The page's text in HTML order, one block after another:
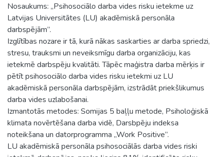
Nosaukums: „Psihosociālo darba vides risku ietekme uz
Latvijas Universitātes (LU) akadēmiskā personāla
darbspējām”.
Izglītības nozare ir tā, kurā nākas saskarties ar darba spriedzi,
stresu, trauksmi un neveiksmīgu darba organizāciju, kas
ietekmē darbspēju kvalitāti. Tāpēc maģistra darba mērķis ir
pētīt psihosociālo darba vides risku ietekmi uz LU
akadēmiskā personāla darbspējām, izstrādāt priekšlikumus
darba vides uzlabošanai.
Izmantotās metodes: Somijas 5 baļļu metode, Psiholoģiskā
klimata novērtēšana darba vidē, Darsbpēju indeksa
noteikšana un datorprogramma „Work Positive”.
LU akadēmiskā personāla psihosociālās darba vides riski